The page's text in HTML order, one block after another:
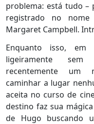
problema: está tudo –
registrado no nome
Margaret Campbell.
Enquanto isso, em
ligeiramente
recentemente um
caminhar a lugar
aceita no curso de
destino faz sua
de Hugo buscando